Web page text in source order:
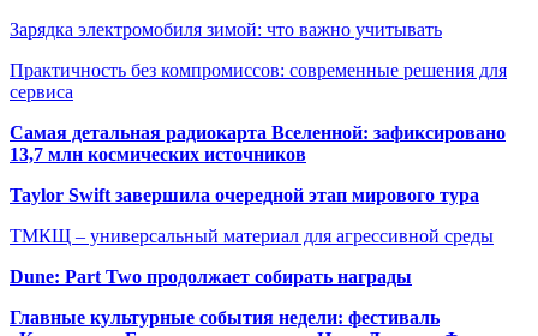
Зарядка электромобиля зимой: что важно учитывать
Практичность без компромиссов: современные решения для
сервиса
Самая детальная радиокарта Вселенной: зафиксировано
13,7 млн космических источников
Taylor Swift завершила очередной этап мирового тура
ТМКЩ – универсальный материал для агрессивной среды
Dune: Part Two продолжает собирать награды
Главные культурные события недели: фестиваль